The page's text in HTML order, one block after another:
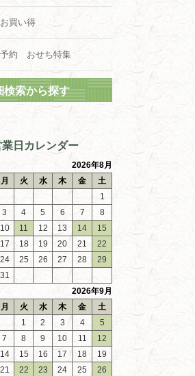
買い得
約 おせち特集
検索から探す
業日カレンダー
2026年8月
月 火 水 木 金
土
1
3 4 5 6 7
8
10 11 12 13 14
15
17 18 19 20 21
22
24 25 26 27 28
29
31
2026年9月
月 火 水 木 金
土
1
2 3 4
5
7 8 9 10 11
12
14 15 16 17 18
19
21 22 23 24 25
26